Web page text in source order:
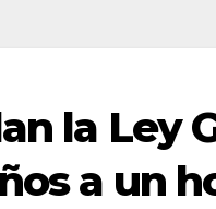
la Ley
a un